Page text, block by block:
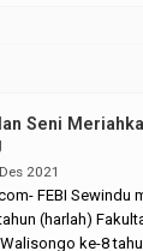
Seni
2021
FEBI Sewindu
(harlah)
Walisongo ke-8